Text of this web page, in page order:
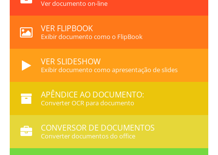
Ver documento on-line
VER FLIPBOOK
Exibir documento como o FlipBook
VER SLIDESHOW
Exibir documento como apresentação de slides
APÊNDICE AO DOCUMENTO:
Converter OCR para documento
CONVERSOR DE DOCUMENTOS
Converter documentos do office